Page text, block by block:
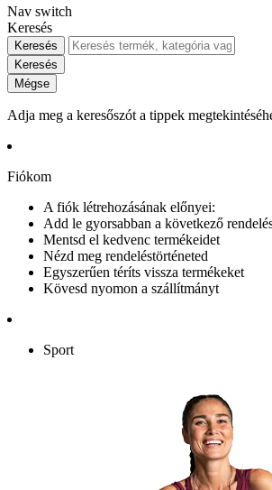
Nav switch
Keresés
Keresés
Keresés
Mégse
Adja meg a keresőszót a tippek
Fiókom
A fiók létrehozásának előnyei:
Add le gyorsabban a következő
Mentsd el kedvenc termékeidet
Nézd meg rendeléstörténeted
Egyszerűen téríts vissza termékeket
Kövesd nyomon a szállítmányt
Sport